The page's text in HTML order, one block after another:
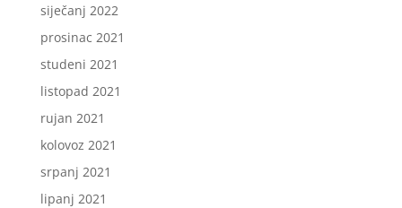
siječanj 2022
prosinac 2021
studeni 2021
listopad 2021
rujan 2021
kolovoz 2021
srpanj 2021
lipanj 2021